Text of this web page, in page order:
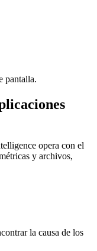
pantalla.
opera con el
y archivos,
la causa de los